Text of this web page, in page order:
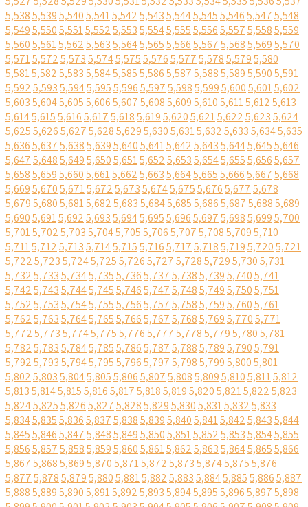
5,5385,5395,5405,5415,5425,5435,5445,5455,5465,5475,548
5,5495,5505,5515,5525,5535,5545,5555,5565,5575,5585,559
5,5605,5615,5625,5635,5645,5655,5665,5675,5685,5695,570
5,5715,5725,5735,5745,5755,5765,5775,5785,5795,580
5,5815,5825,5835,5845,5855,5865,5875,5885,5895,5905,591
5,5925,5935,5945,5955,5965,5975,5985,5995,6005,6015,602
5,6035,6045,6055,6065,6075,6085,6095,6105,6115,6125,613
5,6145,6155,6165,6175,6185,6195,6205,6215,6225,6235,624
5,6255,6265,6275,6285,6295,6305,6315,6325,6335,6345,635
5,6365,6375,6385,6395,6405,6415,6425,6435,6445,6455,646
5,6475,6485,6495,6505,6515,6525,6535,6545,6555,6565,657
5,6585,6595,6605,6615,6625,6635,6645,6655,6665,6675,668
5,6695,6705,6715,6725,6735,6745,6755,6765,6775,678
5,6795,6805,6815,6825,6835,6845,6855,6865,6875,6885,689
5,6905,6915,6925,6935,6945,6955,6965,6975,6985,6995,700
5,7015,7025,7035,7045,7055,7065,7075,7085,7095,710
5,7115,7125,7135,7145,7155,7165,7175,7185,7195,7205,721
5,7225,7235,7245,7255,7265,7275,7285,7295,7305,731
5,7325,7335,7345,7355,7365,7375,7385,7395,7405,741
5,7425,7435,7445,7455,7465,7475,7485,7495,7505,751
5,7525,7535,7545,7555,7565,7575,7585,7595,7605,761
5,7625,7635,7645,7655,7665,7675,7685,7695,7705,771
5,7725,7735,7745,7755,7765,7775,7785,7795,7805,781
5,7825,7835,7845,7855,7865,7875,7885,7895,7905,791
5,7925,7935,7945,7955,7965,7975,7985,7995,8005,801
5,8025,8035,8045,8055,8065,8075,8085,8095,8105,8115,812
5,8135,8145,8155,8165,8175,8185,8195,8205,8215,8225,823
5,8245,8255,8265,8275,8285,8295,8305,8315,8325,833
5,8345,8355,8365,8375,8385,8395,8405,8415,8425,8435,844
5,8455,8465,8475,8485,8495,8505,8515,8525,8535,8545,855
5,8565,8575,8585,8595,8605,8615,8625,8635,8645,8655,866
5,8675,8685,8695,8705,8715,8725,8735,8745,8755,876
5,8775,8785,8795,8805,8815,8825,8835,8845,8855,8865,887
5,8885,8895,8905,8915,8925,8935,8945,8955,8965,8975,898